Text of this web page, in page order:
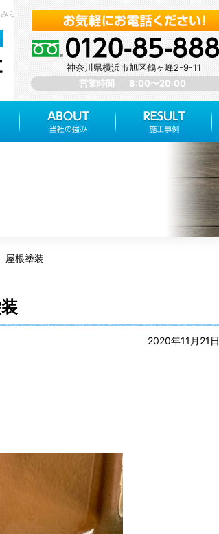
らいホーム株式会社
神奈川県横浜市旭区鶴ヶ峰2-9-11
営業時間
8:00〜20:00
根塗装
2020年11月21日